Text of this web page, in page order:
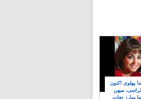
پهلوی اکنون
میهن
مبارز نجات